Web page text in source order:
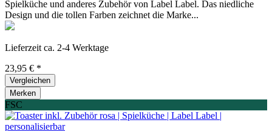
Spielküche und anderes Zubehör von Label Label. Das niedliche
Design und die tollen Farben zeichnet die Marke...
Lieferzeit ca. 2-4 Werktage
23,95 € *
Vergleichen
Merken
FSC